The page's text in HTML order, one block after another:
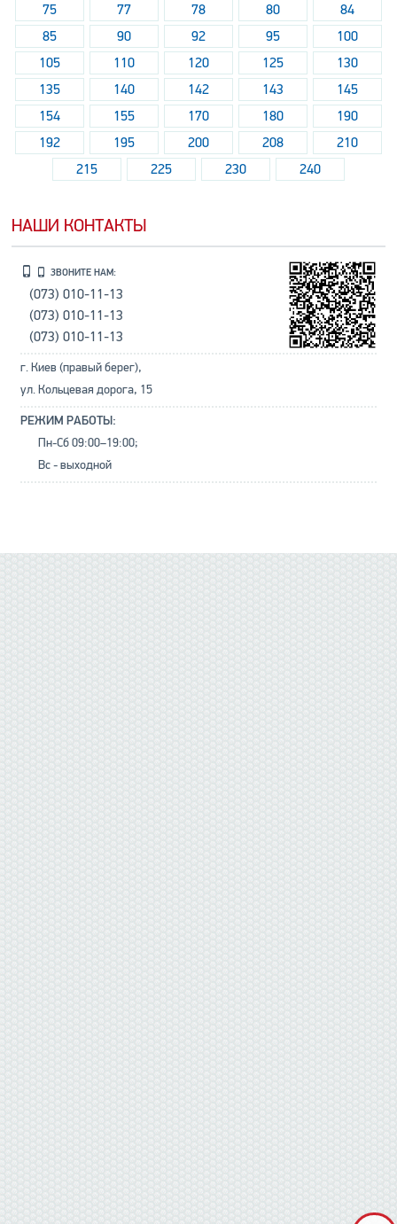
75
77 78 80
84
85
90 92 95
100
105
110 120 125
130
135
140 142 143
145
154
155 170 180
190
192
195 200 208
210
215
225 230 240
НАШИ КОНТАКТЫ
ЗВОНИТЕ НАМ:
(073) 010-11-13
(073) 010-11-13
(073) 010-11-13
г. Киев (правый берег),
ул. Кольцевая дорога, 15
РЕЖИМ РАБОТЫ:
Пн-Сб 09:00–19:00;
Вс - выходной